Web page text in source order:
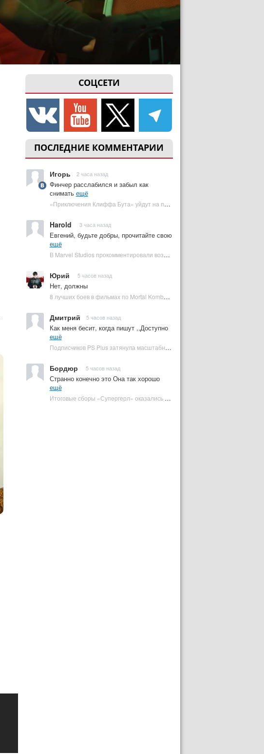
СОЦСЕТИ
ПОСЛЕДНИЕ КОММЕНТАРИИ
Игорь 2 часа назад
Финчер расслабился и забыл как
снимать ещё
«Приключения Клиффа Бута» уйдут на пересъемки — премьера под угрозой | Plugged In Ru
Harold 3 часа назад
Евгений, будьте добры, прочитайте свою
ещё
В Marvel Studios прокомментировали возвращение Канга на экраны | Plugged In Ru
Юрий 5 часов назад
Нет, должны
8 лучших боев в фильмах по Mortal Kombat: от «Смертельной битвы» до «Мортал Комбат 2» | Plugged In Ru
Дмитрий 5 часов назад
Как меня бесит, когда пишут ,,Доступно
ещё
Подписчиков PS Plus затянула масштабная RPG в духе Skyrim, которая доступна бесплатно | Plugged In Ru
Бордюр 5 часов назад
Странно конечно это Она так хорошо
ещё
Итоговые сборы «Супергерл» оказались худшими для DC за два десятилетия | Plugged In Ru